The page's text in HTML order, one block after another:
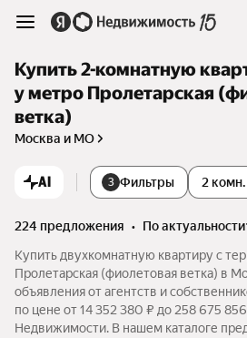
Купить 2-комнатную
у метро Пролетарская
ветка)
Москва и МО
AI 3 Фильтры 2 комн.
224 предложения •
по актуальности
Купить двухкомнатную квартиру с
Пролетарская (фиолетовая ветка) в
объявления от агентств и
по цене от 14 352 380 ₽ до 258 675
Недвижимости. В нашем каталоге